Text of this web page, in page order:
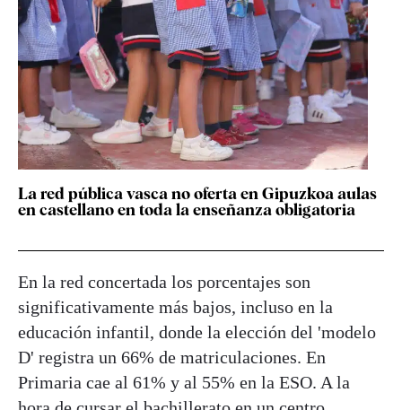
La red pública vasca no oferta en Gipuzkoa aulas
en castellano en toda la enseñanza obligatoria
En la red concertada los porcentajes son
significativamente más bajos, incluso en la
educación infantil, donde la elección del 'modelo
D' registra un 66% de matriculaciones. En
Primaria cae al 61% y al 55% en la ESO. A la